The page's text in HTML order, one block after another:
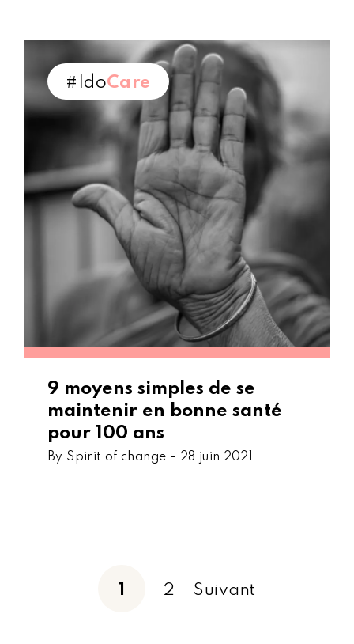
#IdoCare
9 moyens simples de se
maintenir en bonne santé
pour 100 ans
By Spirit of change - 28 juin 2021
2 Suivant